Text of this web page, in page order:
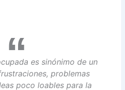
es sinónimo de un
problemas
poco loables para la